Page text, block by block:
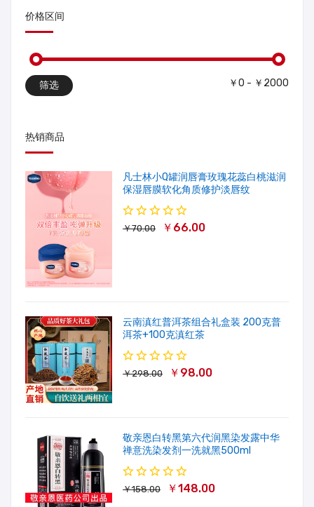
价格区间
筛选 ￥0 - ￥2000
热销商品
凡士林小Q罐润唇膏玫瑰花蕊白桃滋润
保湿唇膜软化角质修护淡唇纹
￥70.00 ￥66.00
云南滇红普洱茶组合礼盒装 200克普
洱茶+100克滇红茶
￥298.00 ￥98.00
敬亲恩白转黑第六代润黑染发露中华
禅意洗染发剂一洗就黑500ml
￥158.00 ￥148.00